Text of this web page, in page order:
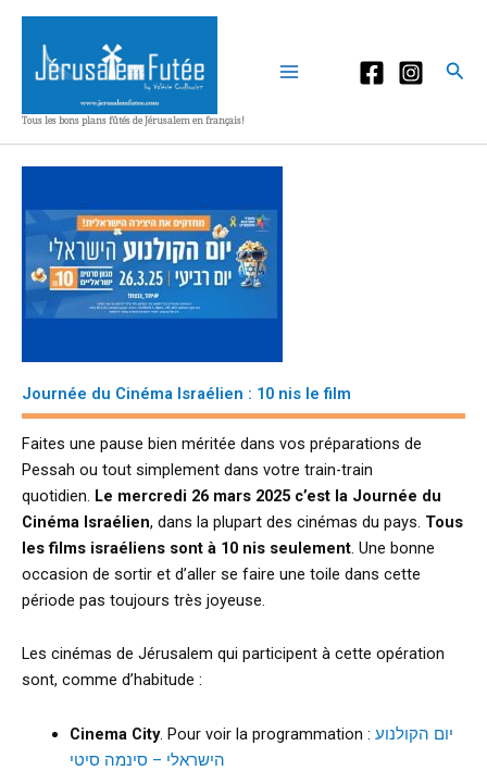
Aller
contenu
Tous les bons plans fûtés de Jérusalem en français!
Journée du Cinéma Israélien : 10 nis le film
Faites une pause bien méritée dans vos préparations de
Pessah ou tout simplement dans votre train-train
quotidien. Le mercredi 26 mars 2025 c’est la Journée du
Cinéma Israélien, dans la plupart des cinémas du pays. Tous
les films israéliens sont à 10 nis seulement . Une bonne
occasion de sortir et d’aller se faire une toile dans cette
période pas toujours très joyeuse.
Les cinémas de Jérusalem qui participent à cette opération
sont, comme d’habitude :
Cinema City. Pour voir la programmation : יום הקולנוע
הישראלי – סינמה סיטי